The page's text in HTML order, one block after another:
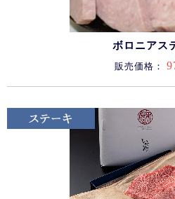
ボロニアス
販売価格：